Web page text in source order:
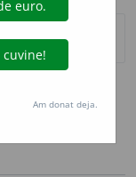
Am donat deja.